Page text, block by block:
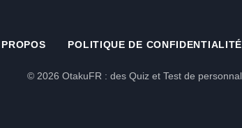
POLITIQUE DE CONFIDENTIALITÉ
© 2026 OtakuFR : des Quiz et Test de